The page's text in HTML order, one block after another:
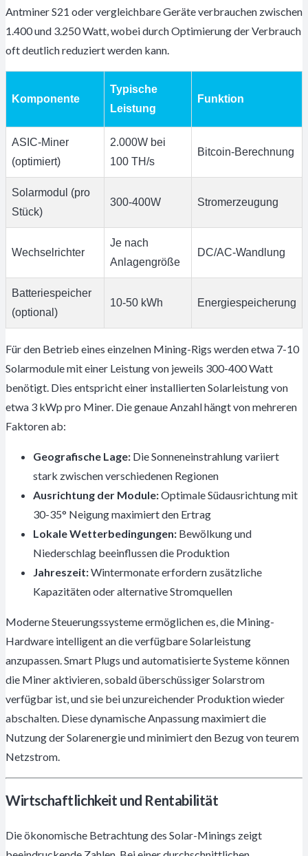
Antminer S21 oder vergleichbare Geräte verbrauchen zwischen
1.400 und 3.250 Watt, wobei durch Optimierung der Verbrauch
oft deutlich reduziert werden kann.
Komponente
Typische
Leistung
Funktion
ASIC-Miner
(optimiert)
2.000W bei
100 TH/s
Bitcoin-Berechnung
Solarmodul (pro
Stück)
300-400W Stromerzeugung
Wechselrichter
Je nach
Anlagengröße
DC/AC-Wandlung
Batteriespeicher
(optional)
10-50 kWh Energiespeicherung
Für den Betrieb eines einzelnen Mining-Rigs werden etwa 7-10
Solarmodule mit einer Leistung von jeweils 300-400 Watt
benötigt. Dies entspricht einer installierten Solarleistung von
etwa 3 kWp pro Miner. Die genaue Anzahl hängt von mehreren
Faktoren ab:
Geografische Lage: Die Sonneneinstrahlung variiert
stark zwischen verschiedenen Regionen
Ausrichtung der Module:Optimale Südausrichtung mit
30-35° Neigung maximiert den Ertrag
Lokale Wetterbedingungen: Bewölkung und
Niederschlag beeinflussen die Produktion
Jahreszeit:Wintermonate erfordern zusätzliche
Kapazitäten oder alternative Stromquellen
Moderne Steuerungssysteme ermöglichen es, die Mining-
Hardware intelligent an die verfügbare Solarleistung
anzupassen. Smart Plugs und automatisierte Systeme können
die Miner aktivieren, sobald überschüssiger Solarstrom
verfügbar ist, und sie bei unzureichender Produktion wieder
abschalten. Diese dynamische Anpassung maximiert die
Nutzung der Solarenergie und minimiert den Bezug von teurem
Netzstrom.
Wirtschaftlichkeit und Rentabilität
Die ökonomische Betrachtung des Solar-Minings zeigt